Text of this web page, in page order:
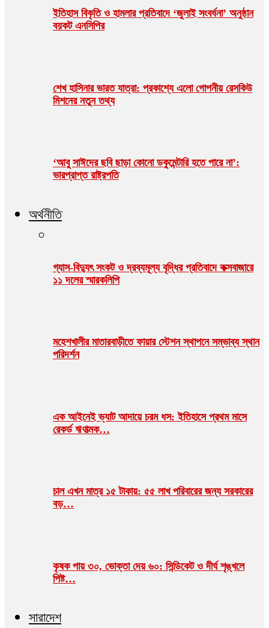
ইতিহাস বিকৃতি ও হামলার প্রতিবাদে ‘জুলাই সংবর্ধনা’ অনুষ্ঠান
বয়কট এনসিপির
শেখ হাসিনার ভারত যাত্রা: প্রকাশ্যে এলো গোপনীয় রেসকিউ
মিশনের নতুন তথ্য
‘আবু সাঈদের ছবি ছাড়া কোনো ডকুমেন্টারি হতে পারে না’:
ভারপ্রাপ্ত রাষ্ট্রপতি
অর্থনীতি
গ্যাস-বিদ্যুৎ সংকট ও দ্রব্যমূল্য বৃদ্ধির প্রতিবাদে কক্সবাজারে
১১ দলের স্মারকলিপি
মহেশখালীর মাতারবাড়ীতে ফায়ার স্টেশন স্থাপনে সম্ভাব্য স্থান
পরিদর্শন
এক আইনেই ভ্যাট আদায়ে চরম ধস: ইতিহাসে প্রথম মাসে
রেকর্ড ঋণাত্মক…
চাল এখন মাত্র ১৫ টাকায়: ৫৫ লাখ পরিবারের জন্য সরকারের
বড়…
কৃষক পায় ৩০, ভোক্তা দেয় ৬০: সিন্ডিকেট ও দীর্ঘ শৃঙ্খলে
পিষ্ট…
সারাদেশ